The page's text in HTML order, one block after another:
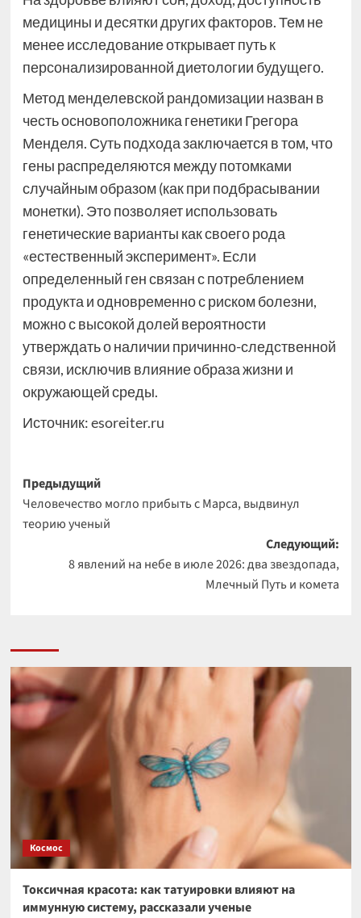
медицины и десятки других факторов. Тем не
менее исследование открывает путь к
персонализированной диетологии будущего.
Метод менделевской рандомизации назван в
честь основоположника генетики Грегора
Менделя. Суть подхода заключается в том, что
гены распределяются между потомками
случайным образом (как при подбрасывании
монетки). Это позволяет использовать
генетические варианты как своего рода
«естественный эксперимент». Если
определенный ген связан с потреблением
продукта и одновременно с риском болезни,
можно с высокой долей вероятности
утверждать о наличии причинно-следственной
связи, исключив влияние образа жизни и
окружающей среды.
Источник:esoreiter.ru
Навигация
записи
Предыдущий
Человечество могло прибыть с Марса, выдвинул
теорию ученый
Следующий:
8 явлений на небе в июле 2026: два звездопада,
Млечный Путь и комета
Космос
Токсичная красота: как татуировки влияют на
иммунную систему, рассказали ученые